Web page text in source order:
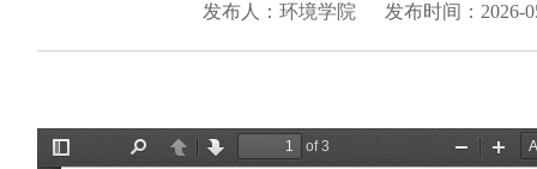
发布人：环境学院 发布时间：2026-